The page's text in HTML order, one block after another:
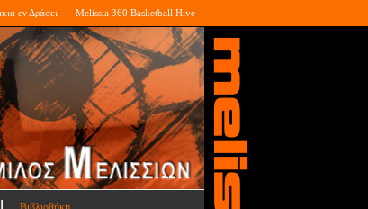
εν Δράσει Melissia 360 Basketball Hive